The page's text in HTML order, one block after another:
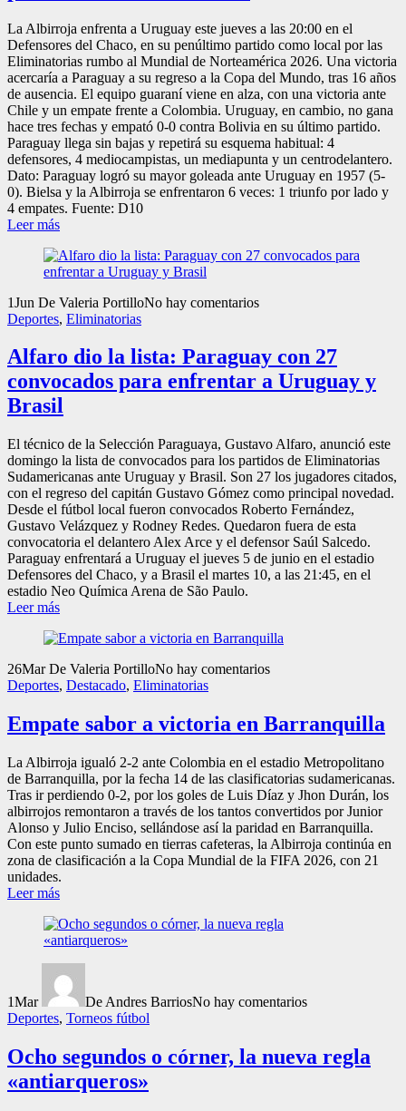
La Albirroja enfrenta a Uruguay este jueves a las 20:00 en el
Defensores del Chaco, en su penúltimo partido como local por las
Eliminatorias rumbo al Mundial de Norteamérica 2026. Una victoria
acercaría a Paraguay a su regreso a la Copa del Mundo, tras 16 años
de ausencia. El equipo guaraní viene en alza, con una victoria ante
Chile y un empate frente a Colombia. Uruguay, en cambio, no gana
hace tres fechas y empató 0-0 contra Bolivia en su último partido.
Paraguay llega sin bajas y repetirá su esquema habitual: 4
defensores, 4 mediocampistas, un mediapunta y un centrodelantero.
Dato: Paraguay logró su mayor goleada ante Uruguay en 1957 (5-
0). Bielsa y la Albirroja se enfrentaron 6 veces: 1 triunfo por lado y
4 empates. Fuente: D10
Leer más
1Jun De Valeria PortilloNo hay comentarios
Deportes, Eliminatorias
Alfaro dio la lista: Paraguay con 27
convocados para enfrentar a Uruguay y
Brasil
El técnico de la Selección Paraguaya, Gustavo Alfaro, anunció este
domingo la lista de convocados para los partidos de Eliminatorias
Sudamericanas ante Uruguay y Brasil. Son 27 los jugadores citados,
con el regreso del capitán Gustavo Gómez como principal novedad.
Desde el fútbol local fueron convocados Roberto Fernández,
Gustavo Velázquez y Rodney Redes. Quedaron fuera de esta
convocatoria el delantero Alex Arce y el defensor Saúl Salcedo.
Paraguay enfrentará a Uruguay el jueves 5 de junio en el estadio
Defensores del Chaco, y a Brasil el martes 10, a las 21:45, en el
estadio Neo Química Arena de São Paulo.
Leer más
26Mar De Valeria PortilloNo hay comentarios
Deportes, Destacado, Eliminatorias
Empate sabor a victoria en Barranquilla
La Albirroja igualó 2-2 ante Colombia en el estadio Metropolitano
de Barranquilla, por la fecha 14 de las clasificatorias sudamericanas.
Tras ir perdiendo 0-2, por los goles de Luis Díaz y Jhon Durán, los
albirrojos remontaron a través de los tantos convertidos por Junior
Alonso y Julio Enciso, sellándose así la paridad en Barranquilla.
Con este punto sumado en tierras cafeteras, la Albirroja continúa en
zona de clasificación a la Copa Mundial de la FIFA 2026, con 21
unidades.
Leer más
1Mar De Andres BarriosNo hay comentarios
Deportes, Torneos fútbol
Ocho segundos o córner, la nueva regla
«antiarqueros»